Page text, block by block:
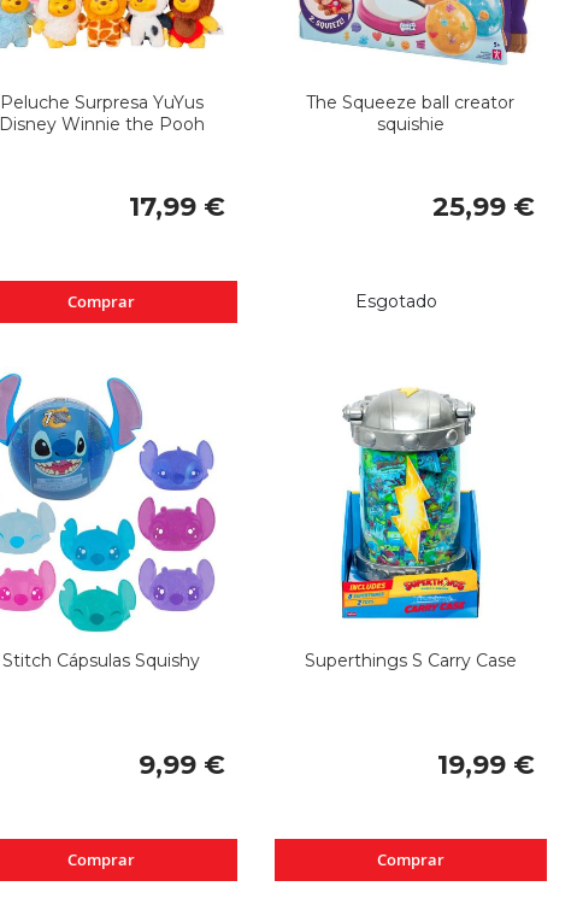
Peluche Surpresa YuYus
Disney Winnie the Pooh
17,99 €
Comprar
The Squeeze ball creator
squishie
25,99 €
Esgotado
Stitch Cápsulas Squishy
9,99 €
Comprar
Superthings S Carry Case
19,99 €
Comprar